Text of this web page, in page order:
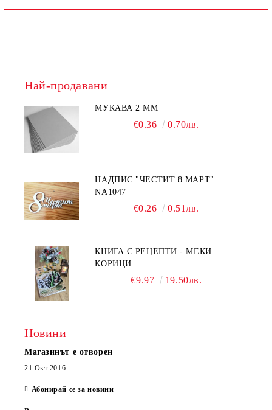
Най-продавани
МУКАВА 2 ММ
€0.36 0.70лв.
НАДПИС "ЧЕСТИТ 8 МАРТ"
NA1047
€0.26 0.51лв.
КНИГА С РЕЦЕПТИ - МЕКИ
КОРИЦИ
€9.97 19.50лв.
Новини
Магазинът е отворен
21 Окт 2016
Абонирай се за новини